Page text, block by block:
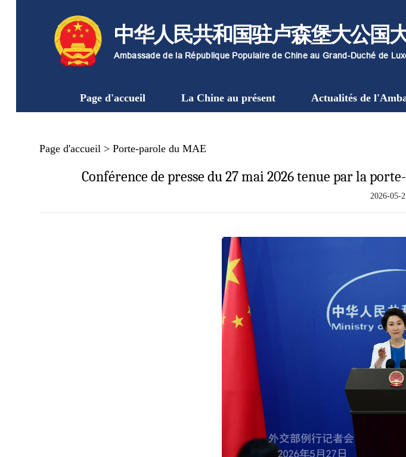
中华人民共和国驻卢森堡大公国
Ambassade de la République Populaire de Chine au Grand-Duché de
Page d'accueil La Chine au présent Actualités de
Page d'accueil > Porte-parole du MAE
Conférence de presse du 27 mai 2026 tenue par la
2026-05-